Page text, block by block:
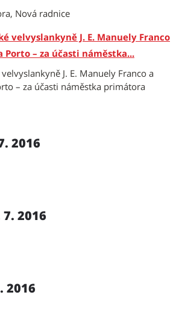
Nová radnice
velvyslankyně J. E. Manuely Franco
Porto – za účasti náměstka...
J. E. Manuely Franco a
– za účasti náměstka primátora
2016
2016
2016